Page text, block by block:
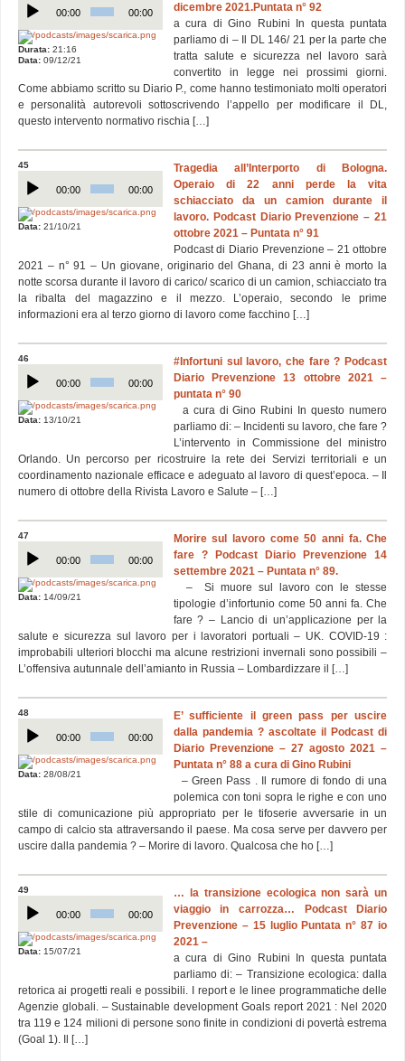
Player
00:00 00:00
Durata: 21:16
Data: 09/12/21
dicembre 2021.Puntata n° 92
a cura di Gino Rubini In questa puntata
parliamo di – Il DL 146/ 21 per la parte che
tratta salute e sicurezza nel lavoro sarà
convertito in legge nei prossimi giorni.
Come abbiamo scritto su Diario P., come hanno testimoniato molti operatori
e personalità autorevoli sottoscrivendo l’appello per modificare il DL,
questo intervento normativo rischia […]
45
Player
00:00 00:00
Data: 21/10/21
Tragedia all’Interporto di Bologna.
Operaio di 22 anni perde la vita
schiacciato da un camion durante il
lavoro. Podcast Diario Prevenzione – 21
ottobre 2021 – Puntata n° 91
Podcast di Diario Prevenzione – 21 ottobre
2021 – n° 91 – Un giovane, originario del Ghana, di 23 anni è morto la
notte scorsa durante il lavoro di carico/ scarico di un camion, schiacciato tra
la ribalta del magazzino e il mezzo. L’operaio, secondo le prime
informazioni era al terzo giorno di lavoro come facchino […]
46
Player
00:00 00:00
Data: 13/10/21
#Infortuni sul lavoro, che fare ? Podcast
Diario Prevenzione 13 ottobre 2021 –
puntata n° 90
a cura di Gino Rubini In questo numero
parliamo di: – Incidenti su lavoro, che fare ?
L’intervento in Commissione del ministro
Orlando. Un percorso per ricostruire la rete dei Servizi territoriali e un
coordinamento nazionale efficace e adeguato al lavoro di quest’epoca. – Il
numero di ottobre della Rivista Lavoro e Salute – […]
47
Player
00:00 00:00
Data: 14/09/21
Morire sul lavoro come 50 anni fa. Che
fare ? Podcast Diario Prevenzione 14
settembre 2021 – Puntata n° 89.
– Si muore sul lavoro con le stesse
tipologie d’infortunio come 50 anni fa. Che
fare ? – Lancio di un’applicazione per la
salute e sicurezza sul lavoro per i lavoratori portuali – UK. COVID-19 :
improbabili ulteriori blocchi ma alcune restrizioni invernali sono possibili –
L’offensiva autunnale dell’amianto in Russia – Lombardizzare il […]
48
Player
00:00 00:00
Data: 28/08/21
E’ sufficiente il green pass per uscire
dalla pandemia ? ascoltate il Podcast di
Diario Prevenzione – 27 agosto 2021 –
Puntata n° 88 a cura di Gino Rubini
– Green Pass . Il rumore di fondo di una
polemica con toni sopra le righe e con uno
stile di comunicazione più appropriato per le tifoserie avversarie in un
campo di calcio sta attraversando il paese. Ma cosa serve per davvero per
uscire dalla pandemia ? – Morire di lavoro. Qualcosa che ho […]
49
Player
00:00 00:00
Data: 15/07/21
… la transizione ecologica non sarà un
viaggio in carrozza… Podcast Diario
Prevenzione – 15 luglio Puntata n° 87 io
2021 –
a cura di Gino Rubini In questa puntata
parliamo di: – Transizione ecologica: dalla
retorica ai progetti reali e possibili. I report e le linee programmatiche delle
Agenzie globali. – Sustainable development Goals report 2021 : Nel 2020
tra 119 e 124 milioni di persone sono finite in condizioni di povertà estrema
(Goal 1). Il […]